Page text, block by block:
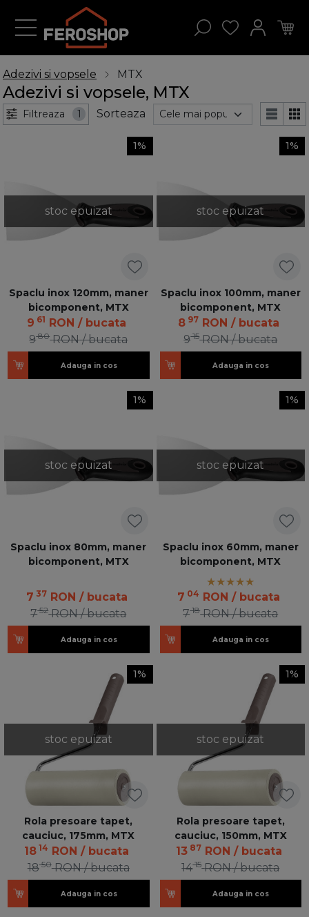
Adezivi si vopsele MTX
Adezivi si vopsele, MTX
Filtreaza 1 Sorteaza
stoc epuizat
1%
Spaclu inox 120mm, maner
bicomponent, MTX
9 61 RON / bucata
980 RON / bucata
Adauga in cos
stoc epuizat
1%
Spaclu inox 100mm, maner
bicomponent, MTX
8 97 RON / bucata
915 RON / bucata
Adauga in cos
stoc epuizat
1%
Spaclu inox 80mm, maner
bicomponent, MTX
7 37 RON / bucata
752 RON / bucata
Adauga in cos
stoc epuizat
1%
Spaclu inox 60mm, maner
bicomponent, MTX
7 04 RON / bucata
718 RON / bucata
Adauga in cos
stoc epuizat
1%
Rola presoare tapet,
cauciuc, 175mm, MTX
18 14 RON / bucata
1850 RON / bucata
Adauga in cos
stoc epuizat
1%
Rola presoare tapet,
cauciuc, 150mm, MTX
13 87 RON / bucata
1415 RON / bucata
Adauga in cos